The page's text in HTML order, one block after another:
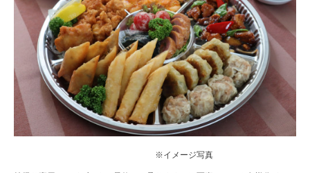
※イメージ写真